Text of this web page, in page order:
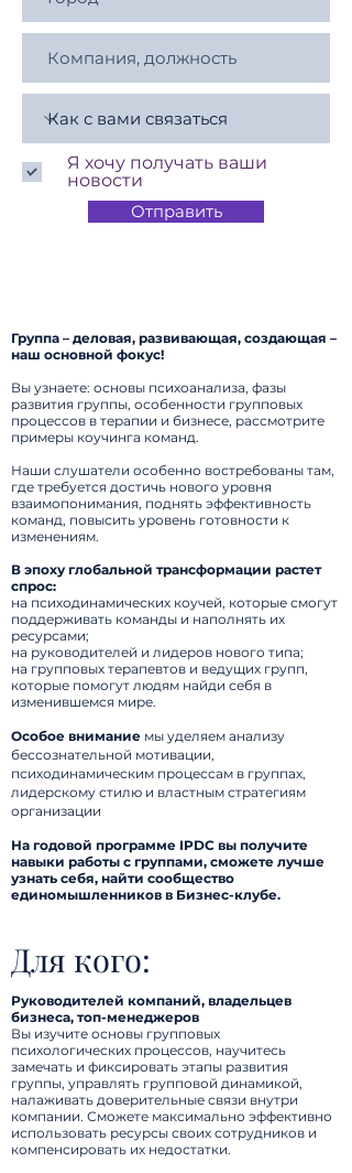
Заполните заявку и мы свяжемся с
Я хочу получать ваши
новости
Отправить
Группа – деловая, развивающая, создающая –
наш основной фокус!
Вы узнаете: основы психоанализа, фазы
развития группы, особенности групповых
процессов в терапии и бизнесе, рассмотрите
примеры коучинга команд.
Наши слушатели особенно востребованы там,
где требуется достичь нового уровня
взаимопонимания, поднять эффективность
команд, повысить уровень готовности к
изменениям.
В эпоху глобальной трансформации растет
спрос:
на психодинамических коучей, которые смогут
поддерживать команды и наполнять их
ресурсами;
на руководителей и лидеров нового типа;
на групповых терапевтов и ведущих групп,
которые помогут людям найди себя в
изменившемся мире.
Особое внимание мы уделяем анализу
бессознательной мотивации,
психодинамическим процессам в группах,
лидерскому стилю и властным стратегиям
организации
На годовой программе IPDC вы получите
навыки работы с группами, сможете лучше
узнать себя, найти сообщество
единомышленников в Бизнес-клубе.
Для кого:
Руководителей компаний, владельцев
бизнеса, топ-менеджеров
Вы изучите основы групповых
психологических процессов, научитесь
замечать и фиксировать этапы развития
группы, управлять групповой динамикой,
налаживать доверительные связи внутри
компании. Сможете максимально эффективно
использовать ресурсы своих сотрудников и
компенсировать их недостатки.